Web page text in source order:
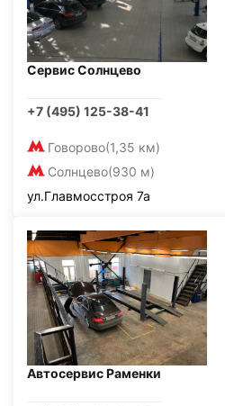
Сервис Солнцево
+7 (495) 125-38-41
Говорово(1,35 км)
Солнцево(930 м)
ул.Главмосстроя 7а
Автосервис Раменки